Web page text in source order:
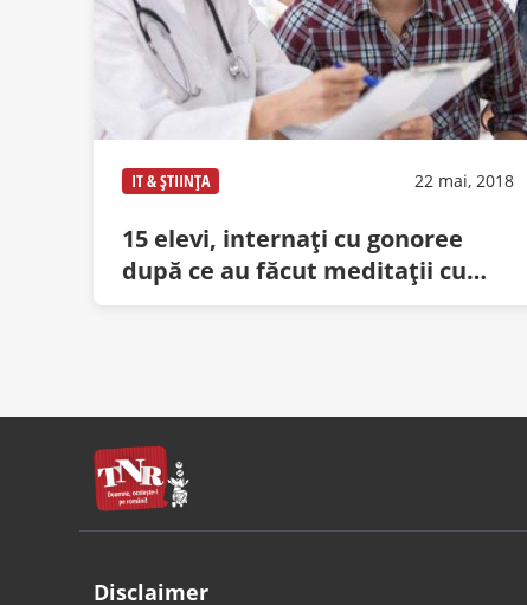
IT & ȘTIINȚA 22 mai, 2018
15 elevi, internaţi cu gonoree
după ce au făcut meditaţii cu
aceeaşi profesoară
Disclaimer